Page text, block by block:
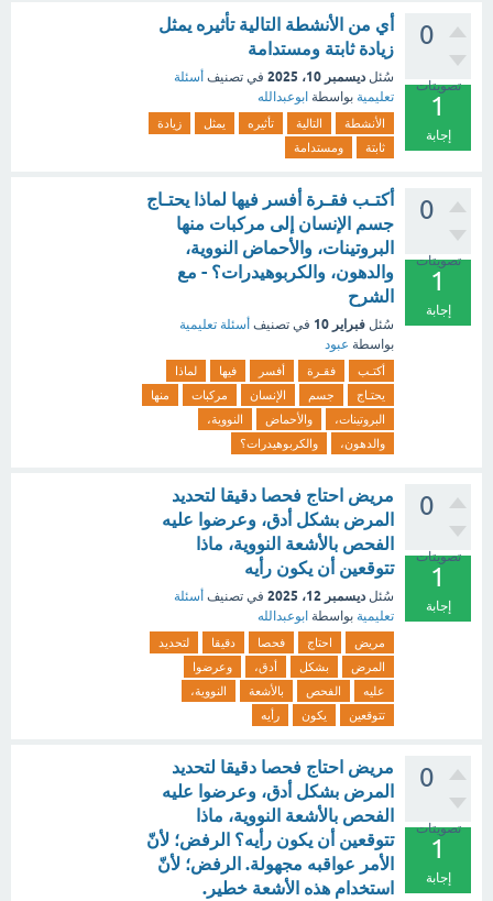
0
تصويتات
1
إجابة
أي من الأنشطة التالية تأثيره يمثل
زيادة ثابتة ومستدامة
سُئل ديسمبر 10، 2025 في تصنيف أسئلة
تعليمية بواسطة ابوعبدالله
الأنشطة التالية تأثيره يمثل
زيادة
ثابتة
ومستدامة
0
تصويتات
1
إجابة
أكتـب فقـرة أفسر فيها لماذا يحتـاج
جسم الإنسان إلى مركبات منها
البروتينات، والأحماض النووية،
والدهون، والكربوهيدرات؟ - مع
الشرح
سُئل فبراير 10 في تصنيف أسئلة تعليمية
بواسطة عبود
أكتـب فقـرة أفسر فيها
لماذا
يحتـاج
جسم الإنسان مركبات
منها
البروتينات،
والأحماض
النووية،
والدهون،
والكربوهيدرات؟
0
تصويتات
1
إجابة
مريض احتاج فحصا دقيقا لتحديد
المرض بشكل أدق، وعرضوا عليه
الفحص بالأشعة النووية، ماذا
تتوقعين أن يكون رأيه
سُئل ديسمبر 12، 2025 في تصنيف أسئلة
تعليمية بواسطة ابوعبدالله
مريض احتاج فحصا دقيقا
لتحديد
المرض
بشكل أدق،
وعرضوا
عليه
الفحص بالأشعة
النووية،
تتوقعين
يكون رأيه
0
تصويتات
1
إجابة
مريض احتاج فحصا دقيقا لتحديد
المرض بشكل أدق، وعرضوا عليه
الفحص بالأشعة النووية، ماذا
تتوقعين أن يكون رأيه؟ الرفض؛ لأنّ
الأمر عواقبه مجهولة. الرفض؛ لأنّ
استخدام هذه الأشعة خطير.